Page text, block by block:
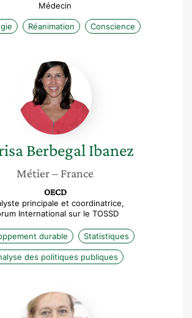
Médecin
Réanimation Conscience
Marisa
Berbegal
Ibanez
Berbegal Ibanez
Métier– France
OECD
principale et coordinatrice,
International sur le TOSSD
durable Statistiques
des politiques publiques
Laurence
Camus